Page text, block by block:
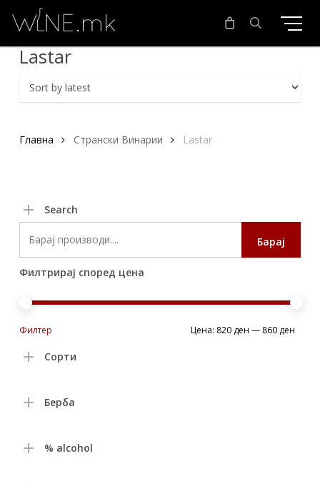
main
content
search
Lastar
Главна Странски Винарии Lastar
Search
Барај
Филтрирај според цена
Филтер Цена: 820 ден — 860 ден
Сорти
Берба
% alcohol